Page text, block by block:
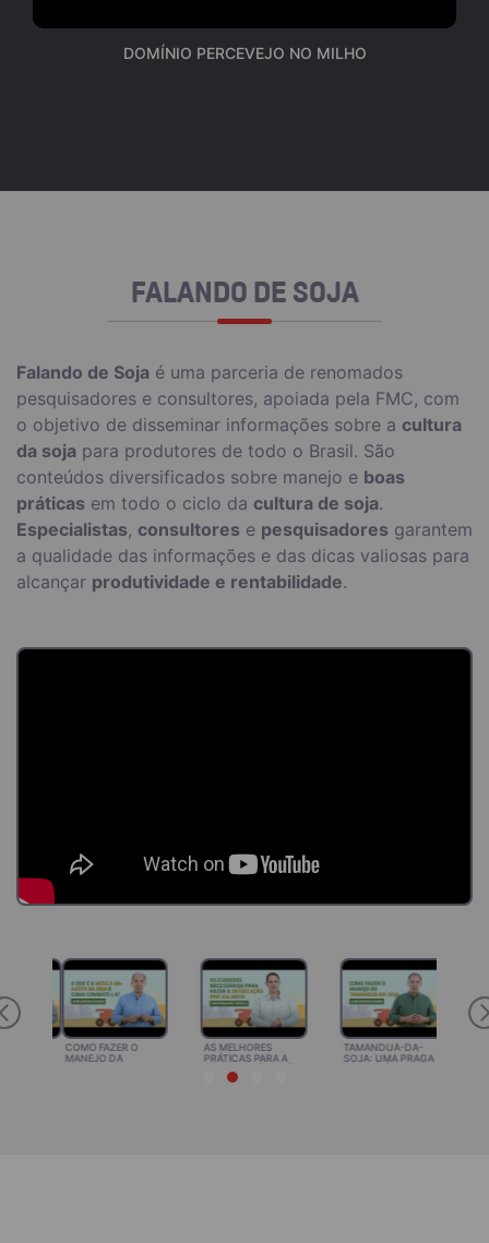
DOMÍNIO PERCEVEJO NO MILHO
FALANDO DE SOJA
Falando de Soja é uma parceria de renomados
pesquisadores e consultores, apoiada pela FMC, com
o objetivo de disseminar informações sobre a cultura
da soja para produtores de todo o Brasil. São
conteúdos diversificados sobre manejo e boas
práticas em todo o ciclo da cultura de soja.
Especialistas, consultores e pesquisadores garantem
a qualidade das informações e das dicas valiosas para
alcançar produtividade e rentabilidade.
COMO FAZER O
MANEJO DA
AS MELHORES
PRÁTICAS PARA A
COLHEITA
TAMANDUÁ-DA-
SOJA: UMA PRAGA
Previous